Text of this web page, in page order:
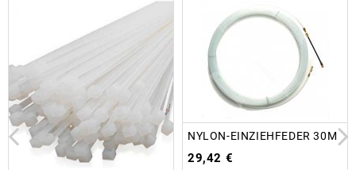
NYLON-EINZIEHFEDER 30M
29,42 €